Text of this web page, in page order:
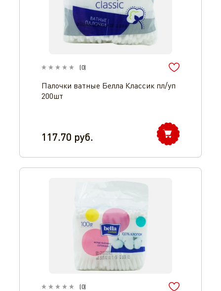
(0)
Палочки ватные Белла Классик пл/уп
200шт
117.70 руб.
(0)